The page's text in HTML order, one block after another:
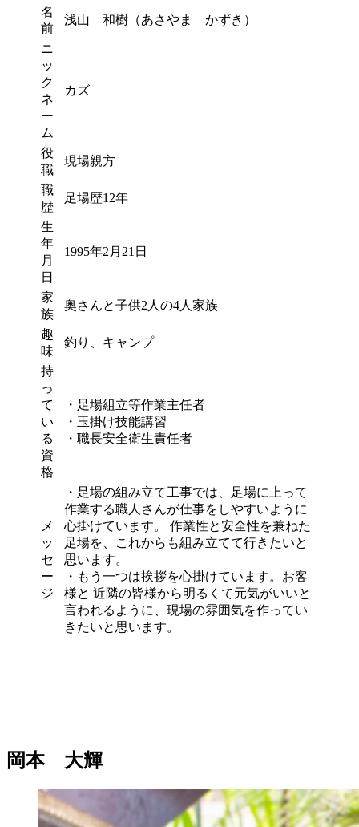
名
前
浅山 和樹（あさやま かずき）
ニ
ッ
ク
ネ
ー
ム
カズ
役
職
現場親方
職
歴
足場歴12年
生
年
月
日
1995年2月21日
家
族
奥さんと子供2人の4人家族
趣
味
釣り、キャンプ
持
っ
て
い
る
資
格
・足場組立等作業主任者
・玉掛け技能講習
・職長安全衛生責任者
メ
ッ
セ
ー
ジ
・足場の組み立て工事では、足場に上って
作業する職人さんが仕事をしやすいように
心掛けています。 作業性と安全性を兼ねた
足場を、これからも組み立てて行きたいと
思います。
・もう一つは挨拶を心掛けています。お客
様と 近隣の皆様から明るくて元気がいいと
言われるように、現場の雰囲気を作ってい
きたいと思います。
岡本 大輝